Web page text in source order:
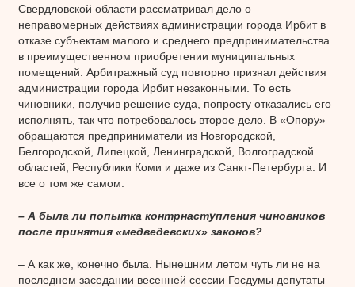
Свердловской области рассматривал дело о
неправомерных действиях администрации города Ирбит в
отказе субъектам малого и среднего предпринимательства
в преимущественном приобретении муниципальных
помещений. Арбитражный суд повторно признал действия
администрации города Ирбит незаконными. То есть
чиновники, получив решение суда, попросту отказались его
исполнять, так что потребовалось второе дело. В «Опору»
обращаются предприниматели из Новгородской,
Белгородской, Липецкой, Ленинградской, Волгоградской
областей, Республики Коми и даже из Санкт-Петербурга. И
все о том же самом.
– А была ли попытка контрнаступления чиновников
после принятия «медведевских» законов?
– А как же, конечно была. Нынешним летом чуть ли не на
последнем заседании весенней сессии Госдумы депутаты